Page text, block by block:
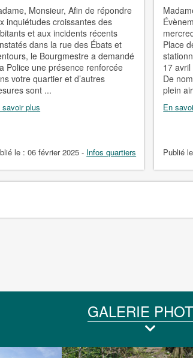
Monsieur, Afin de répondre
inquiétudes croissantes des
et aux incidents récents
dans la rue des Ébats et
le Bourgmestre a demandé
Police une présence renforcée
votre quartier et d’autres
sont ...
savoir plus
le :06 février 2025 - Infos quartiers
Place
17 avril
De
plein
En
Publié
GALERIE